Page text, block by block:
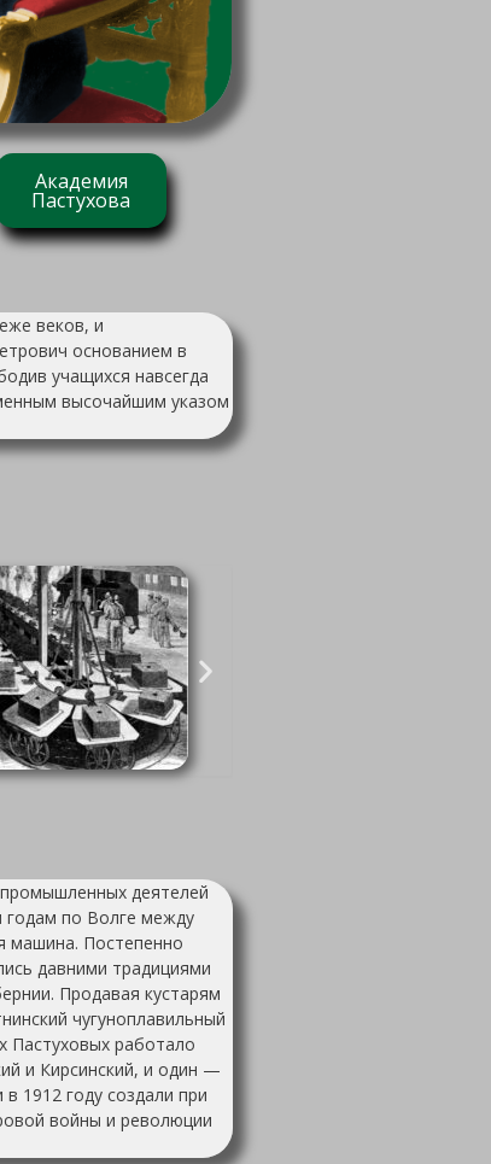
Академия
Пастухова
веков, и
основанием в
учащихся навсегда
высочайшим указом
деятелей
годам по Волге между
машина. Постепенно
давними традициями
Продавая кустарям
чугуноплавильный
Пастуховых работало
и Кирсинский, и один —
1912 году создали при
войны и революции